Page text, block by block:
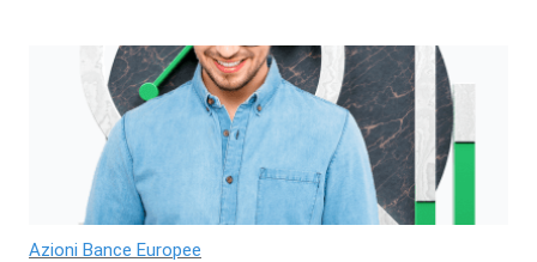
Azioni Bance Europee